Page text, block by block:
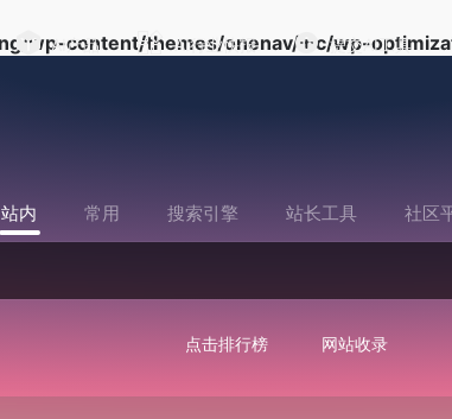
wp-content/themes/onenav/inc/wp-
AI产品 AI行业快报 提交AI工具
站内 常用 搜索引擎 站长工具 社区
点击排行榜 网站收录